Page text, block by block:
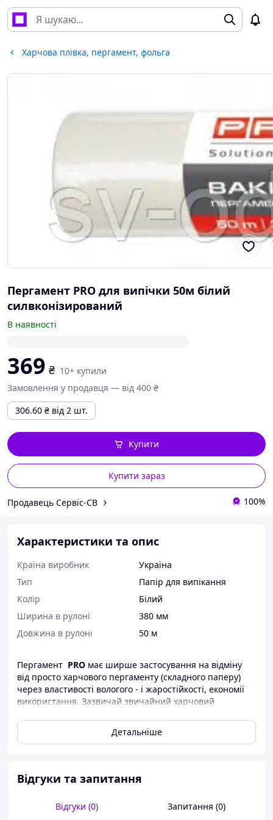
Харчова плівка, пергамент, фольга
Пергамент PRO для випічки 50м білий
силвконізирований
В наявності
369 ₴ 10+ купили
Замовлення у продавця — від 400 ₴
306.60 ₴ від 2 шт.
Купити зараз
Купити
Продавець Сервіс-СВ 100%
Характеристики та опис
Країна виробник
Україна
Тип
Папір для випікання
Колір
Білий
Ширина в рулоні
380 мм
Довжина в рулоні
50 м
Пергамент PRO має ширше застосування на відміну
від просто харчового пергаменту (складного паперу)
через властивості вологого - і жаростійкості, економії
використання. Зазвичай звичайний харчовий
Силиконизований пергамент
Можна використовувати
для випікання та запікання у духових шафах, смаженні
заморожування, приготування суші, розколювання
тіста, а також для гігієничного роздирування м’яса або
Особлива перевага пергаменту є точне дотримання
Детальніше
Відгуки та запитання
Відгуки (0) Запитання (0)